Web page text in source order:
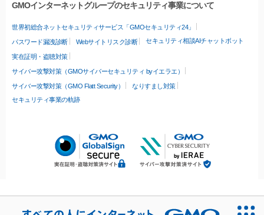
GMOインターネットグループのセキュリティ事業について
世界初総合ネットセキュリティサービス「GMOセキュリティ24」
パスワード漏洩診断 Webサイトリスク診断 セキュリティ相談AIチャットボット
実在証明・盗聴対策
サイバー攻撃対策（GMOサイバーセキュリティ byイエラエ）
サイバー攻撃対策（GMO Flatt Security）
なりすまし対策
セキュリティ事業の軌跡